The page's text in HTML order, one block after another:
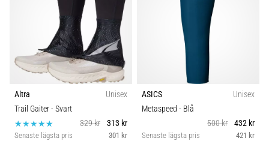
iliotibialbandssyndrom
(ITBS),
ett
mycket
vanligt
hälsoproblem
som
Altra
Unisex
Trail Gaiter- Svart
329 kr
313 kr
Senaste lägsta pris 301 kr
ASICS
Unisex
Metaspeed - Blå
500 kr
432 kr
Senaste lägsta pris 421 kr